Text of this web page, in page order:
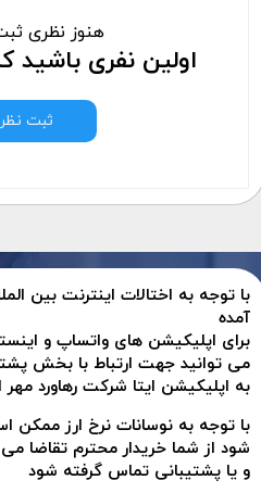
هنوز نظری
اولین نفری باشید
ثبت نظر
با توجه به اختالات اینترنت بین
آمده
برای اپلیکیشن های واتساپ و
می توانید جهت ارتباط با بخش
به اپلیکیشن ایتا شرکت رهاورد مهر
با توجه به نوسانات نرخ ارز ممکن
شود از شما خریدار محترم تقاضا
و یا پشتیبانی تماس گرفته شود